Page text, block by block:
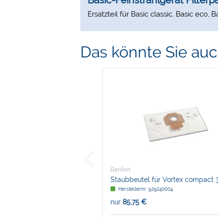
Ersatzteil für Basic classic, Basic eco,
Das könnte Sie
Renfert
Staubbeutel für Vortex compact 3
Herstellernr: 929240004
nur 85,75 €